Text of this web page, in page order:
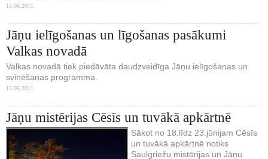
15.06.2011.
Jāņu ielīgošanas un līgošanas pasākumi
Valkas novadā
Valkas novadā tiek piedāvāta daudzveidīga Jāņu ielīgošanas un
svinēšanas programma.
15.06.2011.
Jāņu mistērijas Cēsīs un tuvākā apkārtnē
Sākot no 18.līdz 23.jūnijam Cēsīs
un tuvākā apkārtnē notiks
Saulgriežu mistērijas un Jāņu